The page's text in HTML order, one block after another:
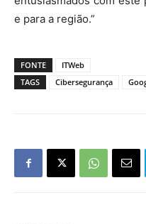
e para a região.”
FONTE
ITWeb
TAGS
Cibersegurança